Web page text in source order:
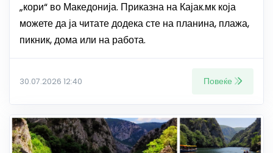
„кори“ во Македонија. Приказна на Кајак.мк која
можете да ја читате додека сте на планина, плажа,
пикник, дома или на работа.
30.07.2026 12:40 Повеќе